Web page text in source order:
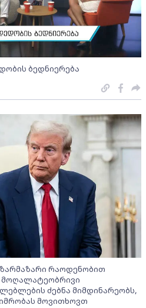
ბედნიერება
რაოდენობით
მოღალატეობრივი
ძებნა მიმდინარეობს,
მოვითხოვთ